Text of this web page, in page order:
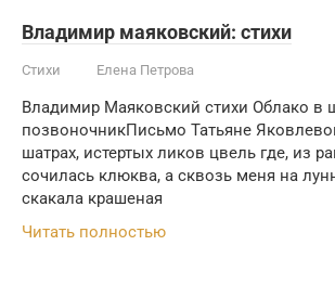
Владимир маяковский: стихи
Стихи Елена Петрова
Владимир Маяковский стихи Облако в
позвоночникПисьмо Татьяне
шатрах, истертых ликов цвель где, из
сочилась клюква, а сквозь меня на
скакала крашеная
Читать полностью